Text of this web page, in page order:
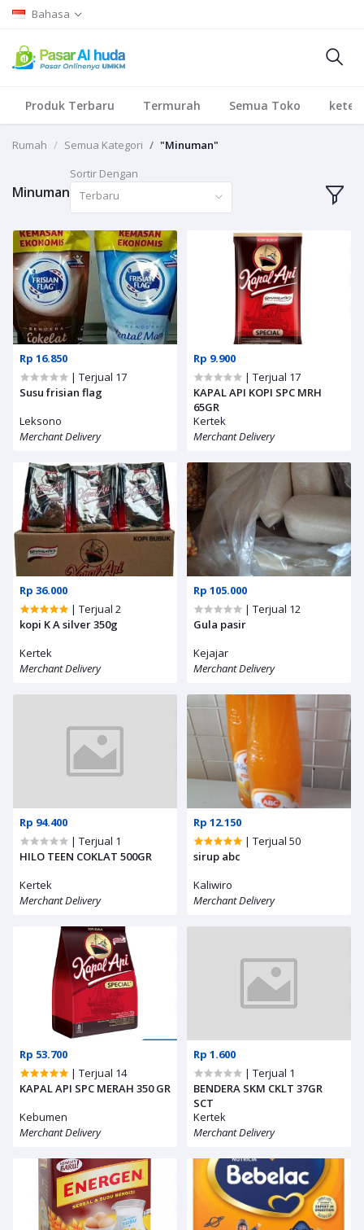
Bahasa
Produk Terbaru Termurah Semua Toko
Rumah Semua Kategori "Minuman"
Minuman
Sortir Dengan
Terbaru
Rp 16.850
| Terjual 17
Susu frisian flag
Leksono
Merchant Delivery
Rp 9.900
| Terjual 17
KAPAL API KOPI SPC MRH
65GR
Kertek
Merchant Delivery
Rp 36.000
| Terjual 2
kopi K A silver 350g
Kertek
Merchant Delivery
Rp 105.000
| Terjual 12
Gula pasir
Kejajar
Merchant Delivery
Rp 94.400
| Terjual 1
HILO TEEN COKLAT 500GR
Kertek
Merchant Delivery
Rp 12.150
| Terjual 50
sirup abc
Kaliwiro
Merchant Delivery
Rp 53.700
| Terjual 14
KAPAL API SPC MERAH 350 GR
Kebumen
Merchant Delivery
Rp 1.600
| Terjual 1
BENDERA SKM CKLT 37GR
SCT
Kertek
Merchant Delivery